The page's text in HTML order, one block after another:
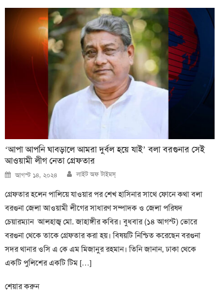
‘আপা আপনি ঘাবড়ালে আমরা দুর্বল হয়ে যাই’ বলা বরগুনার সেই
আওয়ামী লীগ নেতা গ্রেফতার
Posted
on
আগস্ট ১৪, ২০২৪ Author
লাইট অফ টাইমস্
গ্রেফতার হলেন পালিয়ে যাওয়ার পর শেখ হাসিনার সাথে ফোনে কথা বলা
বরগুনা জেলা আওয়ামী লীগের সাধারণ সম্পাদক ও জেলা পরিষদ
চেয়ারম্যান আলহাজ্ব মো. জাহাঙ্গীর কবির। বুধবার (১৪ আগস্ট) ভোরে
বরগুনা থেকে তাকে গ্রেফতার করা হয়। বিষয়টি নিশ্চিত করেছেন বরগুনা
সদর থানার ওসি এ কে এম মিজানুর রহমান। তিনি জানান, ঢাকা থেকে
একটি পুলিশের একটি টিম […]
শেয়ার করুন